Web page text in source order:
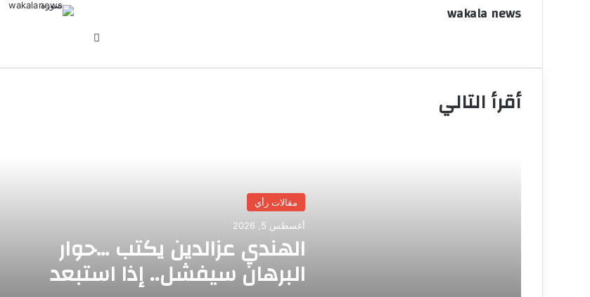
wakala news
الوي
أقرأ التالي
مقالات رأي
أغسطس 5, 2026
الهندي عزالدين يكتب …حوار
البرهان سيفشل.. إذا استبعد
شهادتي لله الهندي عزالدين ~ حكاياتي
مع أسامة داؤود عبداللطيف .. (2)